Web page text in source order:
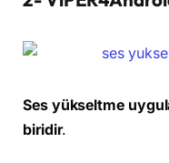
Ses yükseltme
biridir.